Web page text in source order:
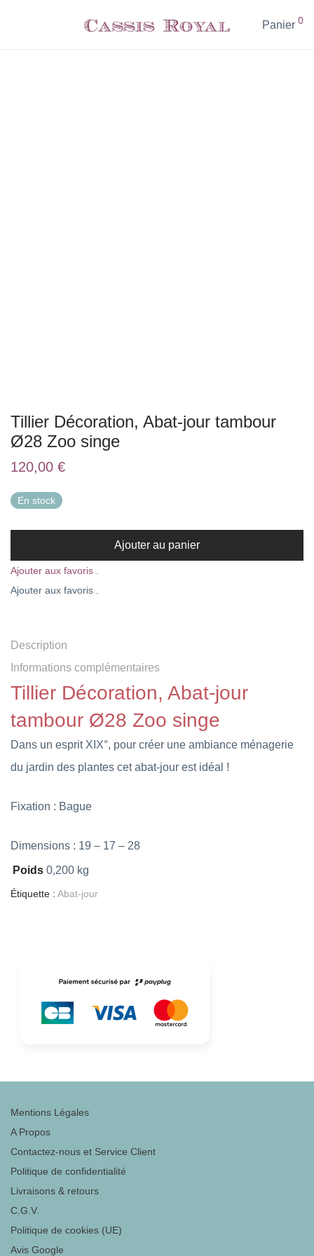
Panier 0
Tillier Décoration, Abat-jour tambour
Ø28 Zoo singe
120,00 €
En stock
Ajouter au panier
Ajouter aux favoris .
Ajouter aux favoris .
Description
Informations complémentaires
Tillier Décoration, Abat-jour
tambour Ø28 Zoo singe
Dans un esprit XIX°, pour créer une ambiance ménagerie
du jardin des plantes cet abat-jour est idéal !
Fixation : Bague
Dimensions : 19 – 17 – 28
Poids 0,200 kg
Étiquette : Abat-jour
Mentions Légales
A Propos
Contactez-nous et Service Client
Politique de confidentialité
Livraisons & retours
C.G.V.
Politique de cookies (UE)
Avis Google